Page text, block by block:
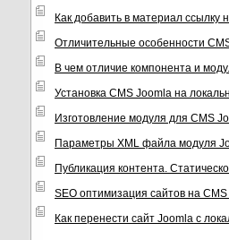
Как добавить в материал ссылку
Отличительные особенности
В чем отличие компонента и
Установка CMS Joomla на
Изготовление модуля для CMS
Параметры XML файла модуля
Публикация контента.
SEO оптимизация сайтов на
Как перенести сайт Joomla с